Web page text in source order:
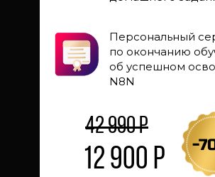
Персональный
по окончанию
об успешном
N8N
12 900 р
42 990 р
-